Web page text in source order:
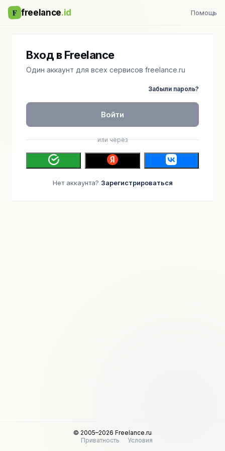
F freelance.id Помощь
Вход в Freelance
Один аккаунт для всех сервисов freelance.ru
Забыли пароль?
Войти
или через
Нет аккаунта? Зарегистрироваться
© 2005–2026 Freelance.ru
Приватность
Условия